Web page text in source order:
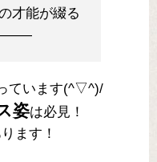
才能が綴る
―――
ています(^▽^)/
姿は必見！
ます！